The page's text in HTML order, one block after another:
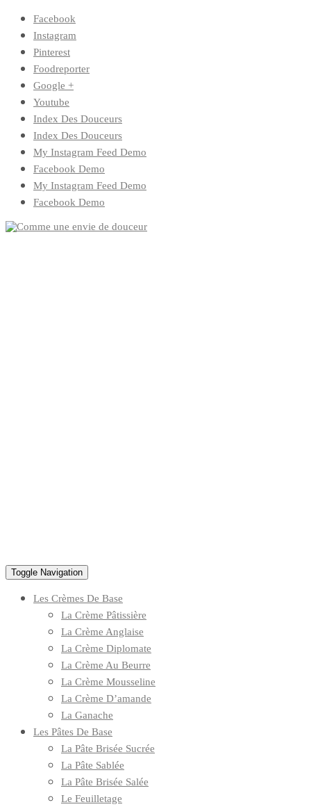
Skip
content
Facebook
Instagram
Pinterest
Foodreporter
Google +
Youtube
Index Des Douceurs
Index Des Douceurs
My Instagram Feed Demo
Facebook Demo
My Instagram Feed Demo
Facebook Demo
Toggle Navigation
Les Crèmes De Base
La Crème Pâtissière
La Crème Anglaise
La Crème Diplomate
La Crème Au Beurre
La Crème Mousseline
La Crème D’amande
La Ganache
Les Pâtes De Base
La Pâte Brisée Sucrée
La Pâte Sablée
La Pâte Brisée Salée
Le Feuilletage